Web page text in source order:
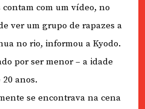
com um vídeo, no
ver um grupo de rapazes a
no rio, informou a Kyodo.
por ser menor – a idade
anos.
se encontrava na cena